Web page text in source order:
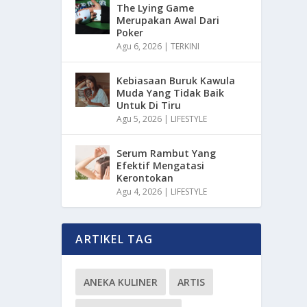
The Lying Game
Merupakan Awal Dari
Poker
Agu 6, 2026 |TERKINI
Kebiasaan Buruk Kawula
Muda Yang Tidak Baik
Untuk Di Tiru
Agu 5, 2026 | LIFESTYLE
Serum Rambut Yang
Efektif Mengatasi
Kerontokan
Agu 4, 2026 | LIFESTYLE
ARTIKEL TAG
ANEKA KULINER ARTIS